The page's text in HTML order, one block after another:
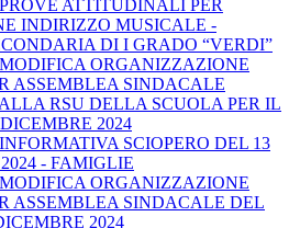
ATTITUDINALI PER
INDIRIZZO MUSICALE -
DI I GRADO “VERDI”
ORGANIZZAZIONE
ASSEMBLEA SINDACALE
RSU DELLA SCUOLA PER IL
2024
SCIOPERO DEL 13
- FAMIGLIE
ORGANIZZAZIONE
ASSEMBLEA SINDACALE DEL
2024